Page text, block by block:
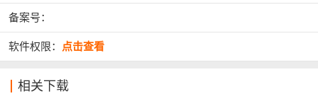
备案号：
软件权限： 点击查看
相关下载